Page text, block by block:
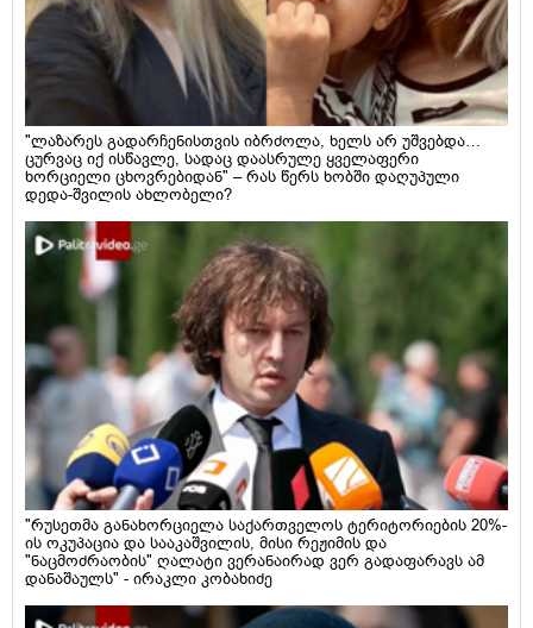
"ლაზარეს გადარჩენისთვის იბრძოლა, ხელს არ უშვებდა…
ცურვაც იქ ისწავლე, სადაც დაასრულე ყველაფერი
ხორციელი ცხოვრებიდან" – რას წერს ხობში დაღუპული
დედა-შვილის ახლობელი?
"რუსეთმა განახორციელა საქართველოს ტერიტორიების 20%-
ის ოკუპაცია და სააკაშვილის, მისი რეჟიმის და
"ნაცმოძრაობის" ღალატი ვერანაირად ვერ გადაფარავს ამ
დანაშაულს" - ირაკლი კობახიძე